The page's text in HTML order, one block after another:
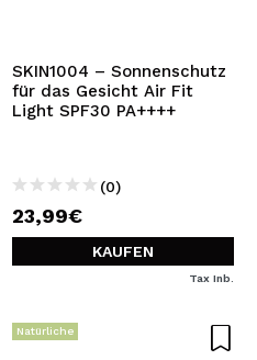
SKIN1004 – Sonnenschutz
für das Gesicht Air Fit
Light SPF30 PA++++
(0)
23,99€
KAUFEN
Tax Inb.
Natürliche